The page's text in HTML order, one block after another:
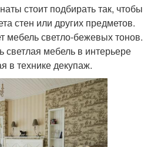
стоит подбирать так, чтобы
стен или других предметов.
мебель светло-бежевых тонов.
светлая мебель в интерьере
в технике декупаж.